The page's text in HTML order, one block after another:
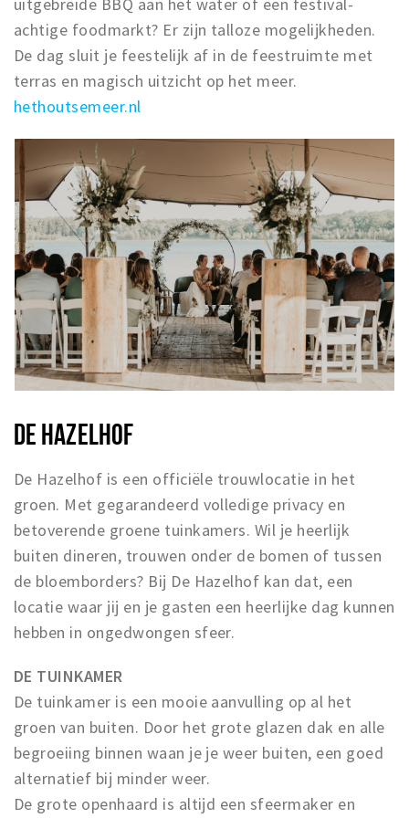
achtige foodmarkt? Er zijn talloze mogelijkheden.
De dag sluit je feestelijk af in de feestruimte met
terras en magisch uitzicht op het meer.
hethoutsemeer.nl
DE HAZELHOF
De Hazelhof is een officiële trouwlocatie in het
groen. Met gegarandeerd volledige privacy en
betoverende groene tuinkamers. Wil je heerlijk
buiten dineren, trouwen onder de bomen of tussen
de bloemborders? Bij De Hazelhof kan dat, een
locatie waar jij en je gasten een heerlijke dag kunnen
hebben in ongedwongen sfeer.
DE TUINKAMER
De tuinkamer is een mooie aanvulling op al het
groen van buiten. Door het grote glazen dak en alle
begroeiing binnen waan je je weer buiten, een goed
alternatief bij minder weer.
De grote openhaard is altijd een sfeermaker en